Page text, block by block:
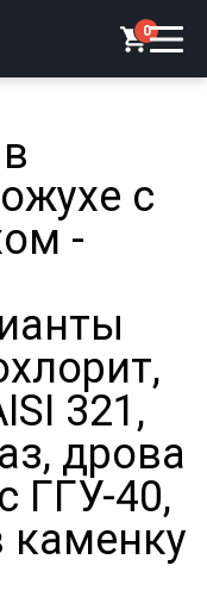
0
с
-
321,
дрова
ГГУ-40,
каменку